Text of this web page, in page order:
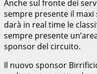
Anche sul fronte dei
sempre presente il maxi
darà in real time le
sempre presente
sponsor del circuito.
Il nuovo sponsor